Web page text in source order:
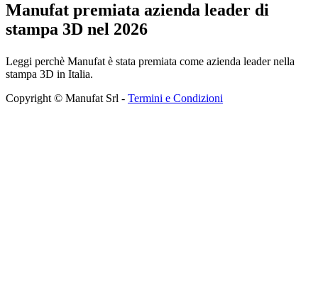
Manufat premiata azienda leader di
stampa 3D nel 2026
Leggi perchè Manufat è stata premiata come azienda leader nella
stampa 3D in Italia.
Copyright © Manufat Srl - Termini e Condizioni